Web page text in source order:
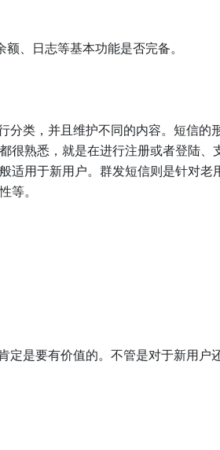
、日志等基本功能是否完备。
分类，并且维护不同的内容。短信的
很熟悉，就是在进行注册或者登陆、
适用于新用户。群发短信则是针对老
等。
定是要有价值的。不管是对于新用户